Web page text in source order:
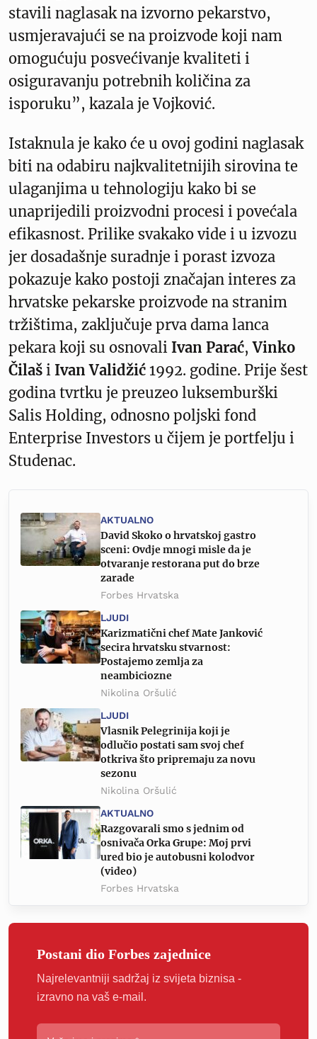
stavili naglasak na izvorno pekarstvo,
usmjeravajući se na proizvode koji nam
omogućuju posvećivanje kvaliteti i
osiguravanju potrebnih količina za
isporuku”, kazala je Vojković.
Istaknula je kako će u ovoj godini naglasak
biti na odabiru najkvalitetnijih sirovina te
ulaganjima u tehnologiju kako bi se
unaprijedili proizvodni procesi i povećala
efikasnost. Prilike svakako vide i u izvozu
jer dosadašnje suradnje i porast izvoza
pokazuje kako postoji značajan interes za
hrvatske pekarske proizvode na stranim
tržištima, zaključuje prva dama lanca
pekara koji su osnovali Ivan Parać,Vinko
Čilaš i Ivan Validžić 1992. godine. Prije šest
godina tvrtku je preuzeo luksemburški
Salis Holding, odnosno poljski fond
Enterprise Investors u čijem je portfelju i
Studenac.
AKTUALNO
David Skoko o hrvatskoj gastro
sceni: Ovdje mnogi misle da je
otvaranje restorana put do brze
zarade
Forbes Hrvatska
LJUDI
Karizmatični chef Mate Janković
secira hrvatsku stvarnost:
Postajemo zemlja za
neambiciozne
Nikolina Oršulić
LJUDI
Vlasnik Pelegrinija koji je
odlučio postati sam svoj chef
otkriva što pripremaju za novu
sezonu
Nikolina Oršulić
AKTUALNO
Razgovarali smo s jednim od
osnivača Orka Grupe: Moj prvi
ured bio je autobusni kolodvor
(video)
Forbes Hrvatska
Postani dio Forbes zajednice
Najrelevantniji sadržaj iz svijeta biznisa -
izravno na vaš e-mail.